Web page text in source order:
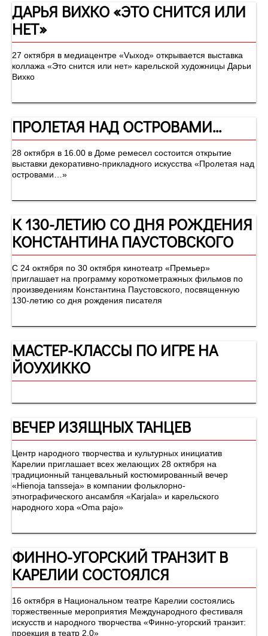
ДАРЬЯ ВИХКО «ЭТО СНИТСЯ ИЛИ
НЕТ»
27 октября в медиацентре «Vыход» открывается выставка
коллажа «Это снится или нет» карельской художницы Дарьи
Вихко
ПРОЛЕТАЯ НАД ОСТРОВАМИ...
28 октября в 16.00 в Доме ремесел состоится открытие
выставки декоративно-прикладного искусства «Пролетая над
островами…»
К 130-ЛЕТИЮ СО ДНЯ РОЖДЕНИЯ
КОНСТАНТИНА ПАУСТОВСКОГО
С 24 октября по 30 октября кинотеатр «Премьер»
приглашает на программу короткометражных фильмов по
произведениям Константина Паустовского, посвященную
130-летию со дня рождения писателя
МАСТЕР-КЛАССЫ ПО ИГРЕ НА
ЙОУХИККО
ВЕЧЕР ИЗЯЩНЫХ ТАНЦЕВ
Центр народного творчества и культурных инициатив
Карелии приглашает всех желающих 28 октября на
традиционный танцевальный костюмированный вечер
«Hienoja tansseja» в компании фольклорно-
этнографического ансамбля «Karjala» и карельского
народного хора «Oma pajo»
ФИННО-УГОРСКИЙ ТРАНЗИТ В
КАРЕЛИИ СОСТОЯЛСЯ
16 октября в Национальном театре Карелии состоялись
торжественные мероприятия Международного фестиваля
искусств и народного творчества «Финно-угорский транзит:
проекция в театр 2.0»